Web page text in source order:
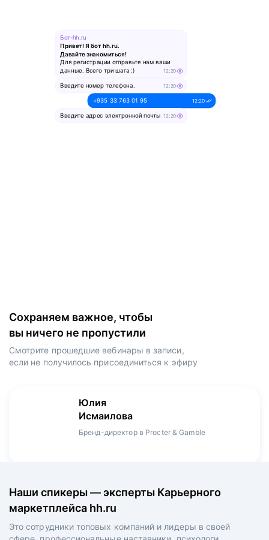
Бот-hh.ru
Привет! Я бот hh.ru.
Давайте знакомиться!
Для регистрации отправьте нам ваши
данные. Всего три шага :)
12:20
Введите номер телефона. 12:20
+935 33 763 01 95 12:20
Введите адрес электронной почты 12:20
Сохраняем важное, чтобы
вы ничего не пропустили
Смотрите прошедшие вебинары в записи,
если не получилось присоединиться к эфиру
Юлия
Исмаилова
Бренд-директор в Procter & Gamble
Игорь
Зуриев
Руководитель ИТ-проектов, международный
Мария
Оборина
Менеджер продукта в hh.ru
Денис
Мерзлов
Креативный директор в XReady Lab, ex-КРОК
Даниил
Харламов
Head Product Manager в Ozon / ex-Huawei,
Наши спикеры — эксперты Карьерного
маркетплейса hh.ru
Это сотрудники топовых компаний и лидеры в своей